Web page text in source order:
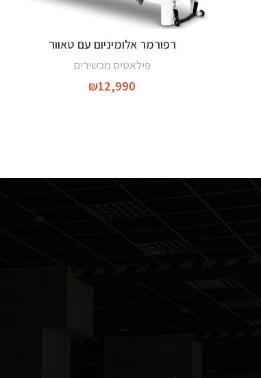
הוספה לסל
רפורמר אלומיניום עם טאוור
פילאטיס מכשירים
₪12,990